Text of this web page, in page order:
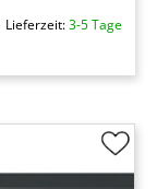
Lieferzeit:3-5 Tage